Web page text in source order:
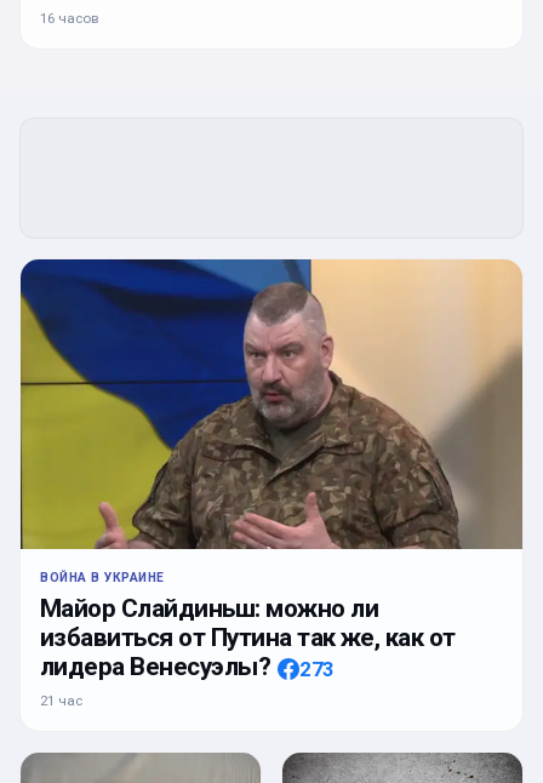
16 часов
ВОЙНА В УКРАИНЕ
Майор Слайдиньш: можно ли
избавиться от Путина так же, как от
лидера Венесуэлы?
273
21 час